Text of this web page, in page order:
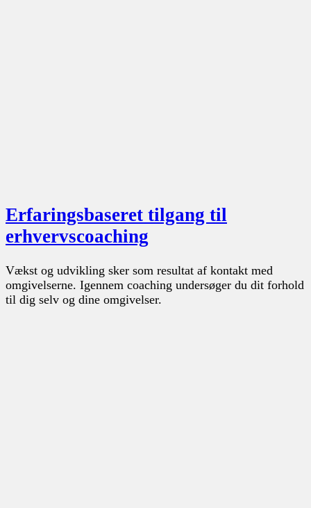
Erfaringsbaseret tilgang til
erhvervscoaching
Vækst og udvikling sker som resultat af kontakt med
omgivelserne. Igennem coaching undersøger du dit forhold
til dig selv og dine omgivelser.